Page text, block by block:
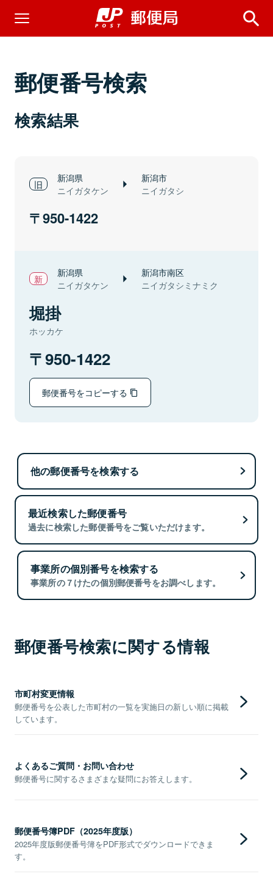
郵便番号検索
検索結果
新潟県
ニイガタケン
新潟市
ニイガタシ
950-1422
新潟県
ニイガタケン
新潟市南区
ニイガタシミナミク
堀掛
ホッカケ
950-1422
郵便番号をコピーする
他の郵便番号を検索する
最近検索した郵便番号
過去に検索した郵便番号をご覧いただけます。
事業所の個別番号を検索する
事業所の７けたの個別郵便番号をお調べします。
郵便番号検索に関する情報
市町村変更情報
郵便番号を公表した市町村の一覧を実施日の新しい順に掲載
しています。
よくあるご質問・お問い合わせ
郵便番号に関するさまざまな疑問にお答えします。
郵便番号簿PDF（2025年度版）
2025年度版郵便番号簿をPDF形式でダウンロードできま
す。